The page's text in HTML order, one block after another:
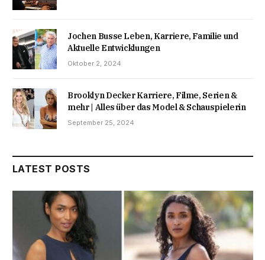
Jochen Busse Leben, Karriere, Familie und
Aktuelle Entwicklungen
Oktober 2, 2024
Brooklyn Decker Karriere, Filme, Serien &
mehr | Alles über das Model & Schauspielerin
September 25, 2024
LATEST POSTS